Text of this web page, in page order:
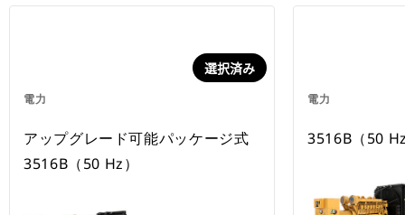
電力
選択済み
アップグレード可能パッケージ式
3516B（50 Hz）
電力
3516B（50